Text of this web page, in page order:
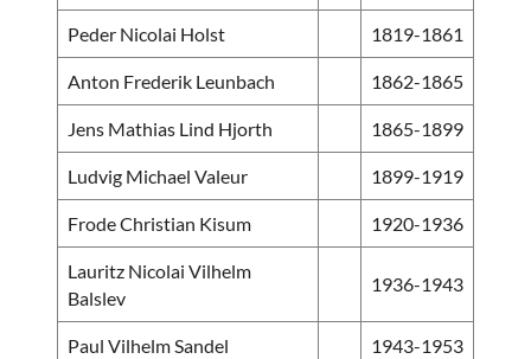
Peder Nicolai Holst 1819-1861
Anton Frederik Leunbach 1862-1865
Jens Mathias Lind Hjorth 1865-1899
Ludvig Michael Valeur 1899-1919
Frode Christian Kisum 1920-1936
Lauritz Nicolai Vilhelm
Balslev
1936-1943
Paul Vilhelm Sandel 1943-1953